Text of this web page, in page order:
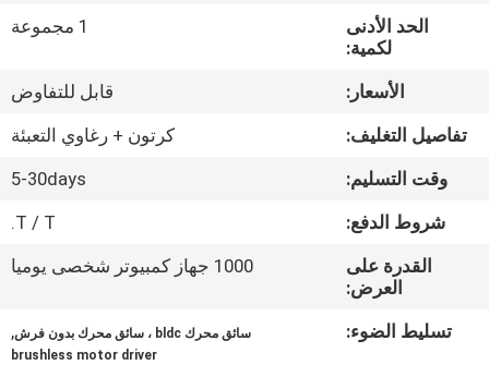
في
المعمل
ضبط
الجودة
اتصل
الحد الأدنى
لكمية:
1 مجموعة
الأسعار:
قابل للتفاوض
تفاصيل التغليف:
كرتون + رغاوي التعبئة
وقت التسليم:
5-30days
شروط الدفع:
T / T.
القدرة على
العرض:
1000 جهاز كمبيوتر شخصى يوميا
تسليط الضوء: سائق محرك bldc ، سائق محرك بدون فرش ,
brushless motor driver